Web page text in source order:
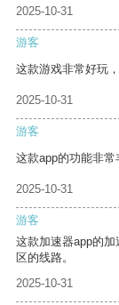
2025-10-31
游客
这款游戏非常好玩
2025-10-31
游客
这款app的功能非常
2025-10-31
游客
这款加速器app的
区的线路。
2025-10-31